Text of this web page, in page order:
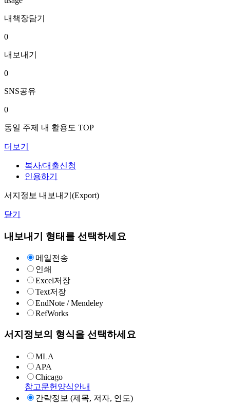
내책장담기
0
내보내기
0
SNS공유
0
동일 주제 내 활용도 TOP
더보기
복사/대출신청
인용하기
서지정보 내보내기(Export)
닫기
내보내기 형태를 선택하세요
메일전송
인쇄
Excel저장
Text저장
EndNote / Mendeley
RefWorks
서지정보의 형식을 선택하세요
MLA
APA
Chicago
참고문헌양식안내
간략정보 (제목, 저자, 연도)